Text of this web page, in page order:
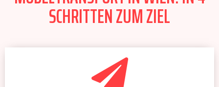
SCHRITTEN ZUM ZIEL